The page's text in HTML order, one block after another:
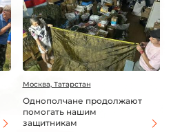
Москва, Татарстан
Однополчане продолжают
помогать нашим
защитникам